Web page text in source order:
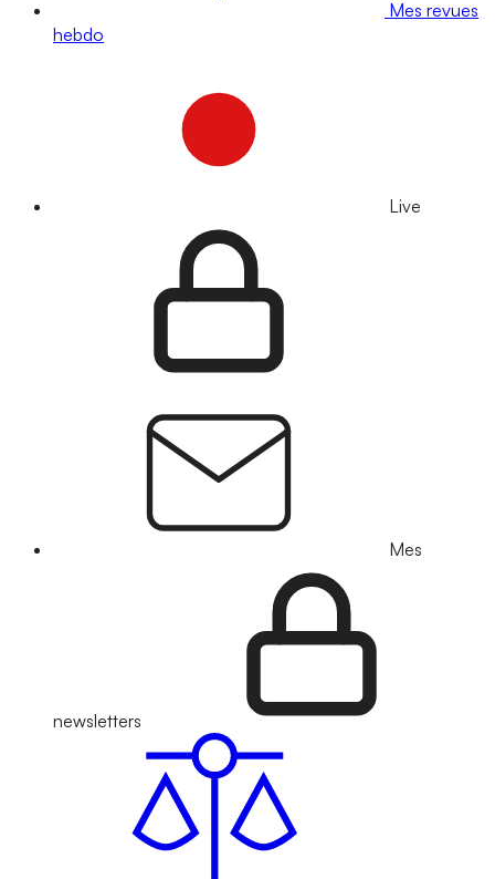
Mes revues
hebdo
Live
Mes
newsletters